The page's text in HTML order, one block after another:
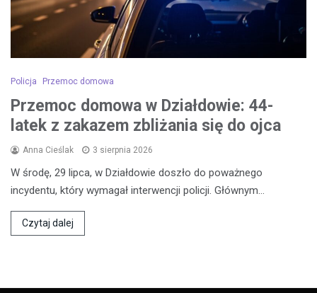
Policja Przemoc domowa
Przemoc domowa w Działdowie: 44-
latek z zakazem zbliżania się do ojca
Anna Cieślak 3 sierpnia 2026
W środę, 29 lipca, w Działdowie doszło do poważnego
incydentu, który wymagał interwencji policji. Głównym…
Czytaj dalej